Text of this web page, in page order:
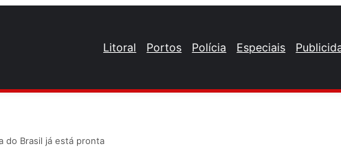
Litoral Portos Polícia Especiais
do Brasil já está pronta